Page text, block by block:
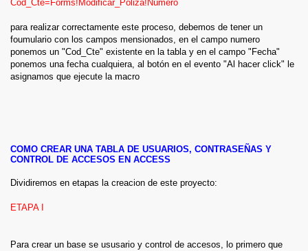
Cod_Cte=Forms!Modificar_Poliza!Numero
para realizar correctamente este proceso, debemos de tener un
foumulario con los campos mensionados, en el campo numero
ponemos un "Cod_Cte" existente en la tabla y en el campo "Fecha"
ponemos una fecha cualquiera, al botón en el evento "Al hacer click" le
asignamos que ejecute la macro
COMO CREAR UNA TABLA DE USUARIOS, CONTRASEÑAS Y
CONTROL DE ACCESOS EN ACCESS
Dividiremos en etapas la creacion de este proyecto:
ETAPA I
Para crear un base se ususario y control de accesos, lo primero que